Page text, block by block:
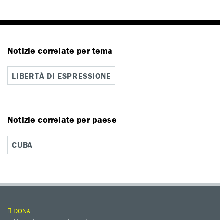
Notizie correlate per tema
LIBERTÀ DI ESPRESSIONE
Notizie correlate per paese
CUBA
DONA